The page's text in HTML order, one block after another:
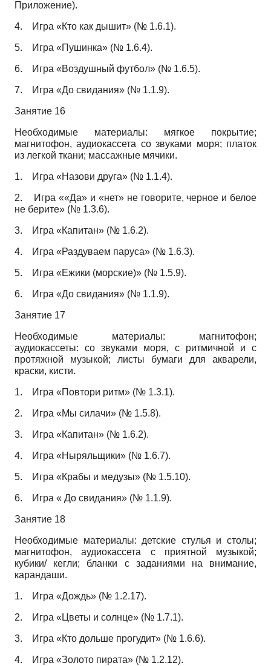
Приложение).
4. Игра «Кто как дышит» (№ 1.6.1).
5. Игра «Пушинка» (№ 1.6.4).
6. Игра «Воздушный футбол» (№ 1.6.5).
7. Игра «До свидания» (№ 1.1.9).
Занятие 16
Необходимые материалы: мягкое покрытие;
магнитофон, аудиокассета со звуками моря; платок
из легкой ткани; массажные мячики.
1. Игра «Назови друга» (№ 1.1.4).
2. Игра ««Да» и «нет» не говорите, черное и белое
не берите» (№ 1.3.6).
3. Игра «Капитан» (№ 1.6.2).
4. Игра «Раздуваем паруса» (№ 1.6.3).
5. Игра «Ежики (морские)» (№ 1.5.9).
6. Игра «До свидания» (№ 1.1.9).
Занятие 17
Необходимые материалы: магнитофон;
аудиокассеты: со звуками моря, с ритмичной и с
протяжной музыкой; листы бумаги для акварели,
краски, кисти.
1. Игра «Повтори ритм» (№ 1.3.1).
2. Игра «Мы силачи» (№ 1.5.8).
3. Игра «Капитан» (№ 1.6.2).
4. Игра «Ныряльщики» (№ 1.6.7).
5. Игра «Крабы и медузы» (№ 1.5.10).
6. Игра « До свидания» (№ 1.1.9).
Занятие 18
Необходимые материалы: детские стулья и столы;
магнитофон, аудиокассета с приятной музыкой;
кубики/ кегли; бланки с заданиями на внимание,
карандаши.
1. Игра «Дождь» (№ 1.2.17).
2. Игра «Цветы и солнце» (№ 1.7.1).
3. Игра «Кто дольше прогудит» (№ 1.6.6).
4. Игра «Золото пирата» (№ 1.2.12).